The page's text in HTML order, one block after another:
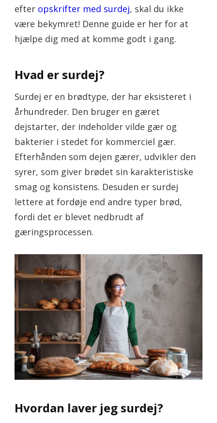
efter opskrifter med surdej, skal du ikke
være bekymret! Denne guide er her for at
hjælpe dig med at komme godt i gang.
Hvad er surdej?
Surdej er en brødtype, der har eksisteret i
århundreder. Den bruger en gæret
dejstarter, der indeholder vilde gær og
bakterier i stedet for kommerciel gær.
Efterhånden som dejen gærer, udvikler den
syrer, som giver brødet sin karakteristiske
smag og konsistens. Desuden er surdej
lettere at fordøje end andre typer brød,
fordi det er blevet nedbrudt af
gæringsprocessen.
Hvordan laver jeg surdej?